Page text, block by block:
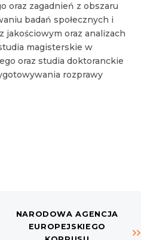
oraz zagadnień z obszaru
badań społecznych i
jakościowym oraz analizach
magisterskie w
oraz studia doktoranckie
rozprawy
NARODOWA AGENCJA
EUROPEJSKIEGO